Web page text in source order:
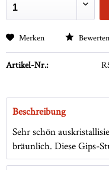
Merken Bewerten
Artikel-Nr.:
Beschreibung
Sehr schön
bräunlich. Diese Gips-